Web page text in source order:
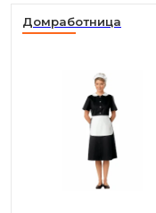
Домработница